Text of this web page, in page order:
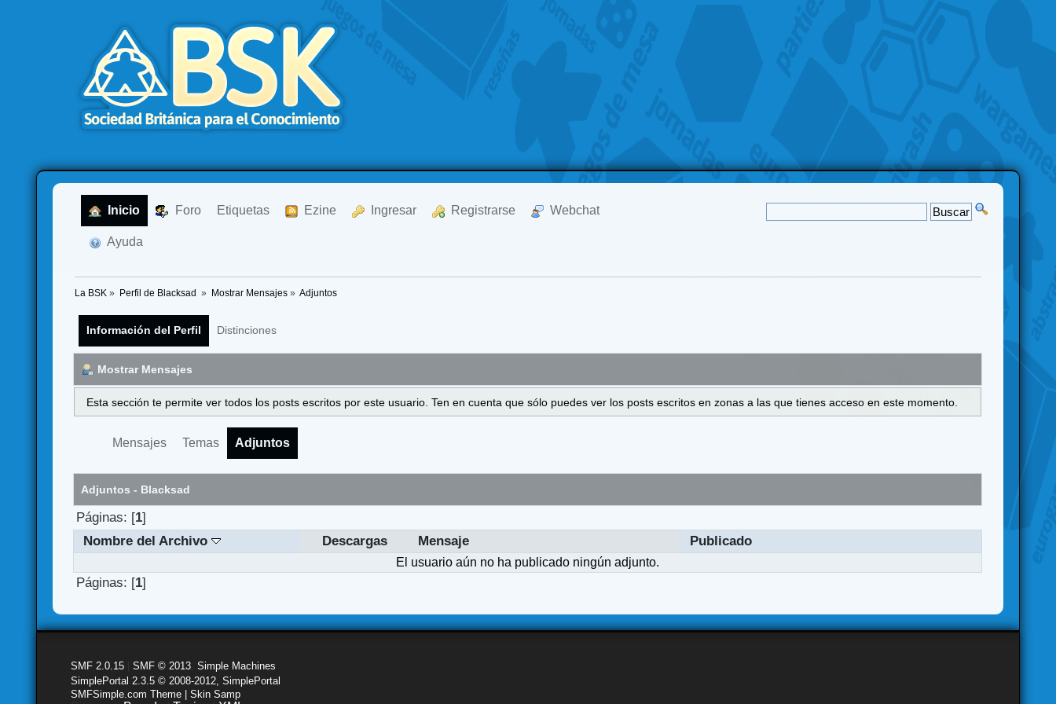
Inicio Foro Etiquetas Ezine Ingresar Registrarse Webchat
Ayuda
La BSK » Perfil de Blacksad » Mostrar Mensajes» Adjuntos
Información del Perfil Distinciones
Mostrar Mensajes
Esta sección te permite ver todos los posts escritos por este usuario. Ten en cuenta que sólo puedes ver los posts escritos en zonas a las que tienes acceso en este momento.
Mensajes Temas Adjuntos
Adjuntos - Blacksad
Páginas: [1]
Nombre del Archivo
Descargas Mensaje Publicado
El usuario aún no ha publicado ningún adjunto.
Páginas: [1]
SMF 2.0.15 |SMF © 2013 ,Simple Machines
SimplePortal 2.3.5 © 2008-2012, SimplePortal
SMFSimple.com Theme | Skin Samp